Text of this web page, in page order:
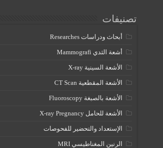
تصنيفات
أبحاث ودراسات Researches
أشعة الثدي Mammografi
الأشعة السينية X-ray
الأشعة المقطعية CT Scan
الأشعة بالصبغة Fluoroscopy
الأشعة للحامل X-ray Pregnancy
الإستعداد والتحضير للفحوصات
الرنين المغناطيسي MRI